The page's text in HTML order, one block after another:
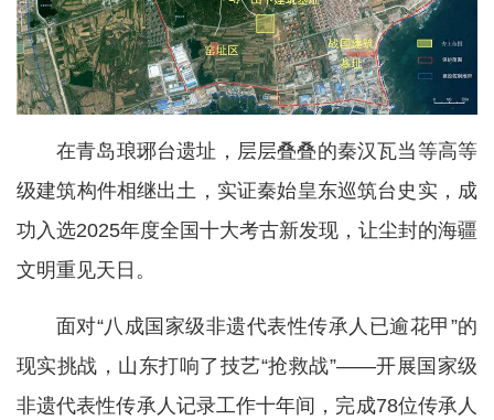
在青岛琅琊台遗址，层层叠叠的秦汉瓦当等高等
级建筑构件相继出土，实证秦始皇东巡筑台史实，成
功入选2025年度全国十大考古新发现，让尘封的海疆
文明重见天日。
面对“八成国家级非遗代表性传承人已逾花甲”的
现实挑战，山东打响了技艺“抢救战”——开展国家级
非遗代表性传承人记录工作十年间，完成78位传承人